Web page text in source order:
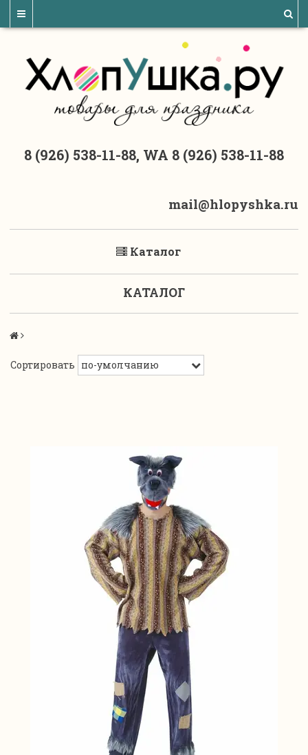
8 (926) 538-11-88, WA 8 (926) 538-11-88
mail@hlopyshka.ru
Каталог
КАТАЛОГ
Сортировать